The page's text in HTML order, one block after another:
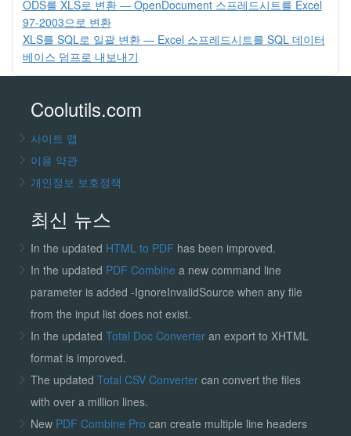
ODS를 XLS로 변환 — OpenDocument 스프레드시트를 Excel
97-2003으로 변환
XLS를 SQL로 일괄 변환 — Excel 스프레드시트를 SQL 데이터
베이스 덤프로 내보내기
Coolutils.com
사이트 맵
이용 약관
개인정보 보호정책
최신 뉴스
In the updated HTML to PDF has been improved.
In the updated PDF Combine a new command line
parameter is added -IgnoreInvalidSource when any file
from the input list does not exist.
In the updated Total Doc Converter an export to XHTML
format is improved.
The updated Total CSV Convertercan convert the files
with over a million lines.
New PDF Combine Pro can create multiple line headers